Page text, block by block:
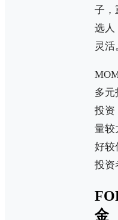
子，
选人
灵活
多元
投资
量较
好较
投资
金